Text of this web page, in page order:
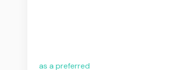
as a preferred